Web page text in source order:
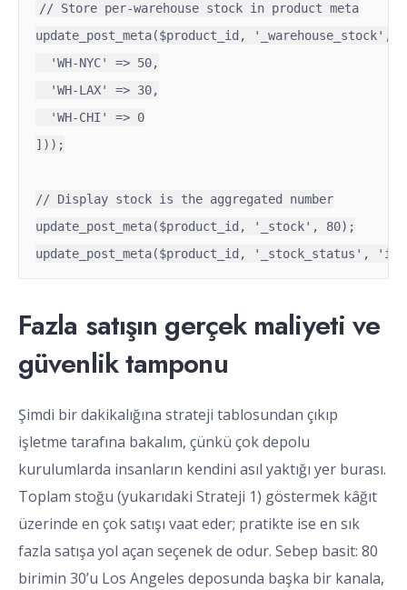
// Store per-warehouse stock in product meta
update_post_meta($product_id, '_warehouse_stock',
  'WH-NYC' => 50,
  'WH-LAX' => 30,
  'WH-CHI' => 0
]));
// Display stock is the aggregated number
update_post_meta($product_id, '_stock', 80);
update_post_meta($product_id, '_stock_status',
Fazla satışın gerçek maliyeti ve
güvenlik tamponu
Şimdi bir dakikalığına strateji tablosundan çıkıp
işletme tarafına bakalım, çünkü çok depolu
kurulumlarda insanların kendini asıl yaktığı yer burası.
Toplam stoğu (yukarıdaki Strateji 1) göstermek kâğıt
üzerinde en çok satışı vaat eder; pratikte ise en sık
fazla satışa yol açan seçenek de odur. Sebep basit: 80
birimin 30’u Los Angeles deposunda başka bir kanala,